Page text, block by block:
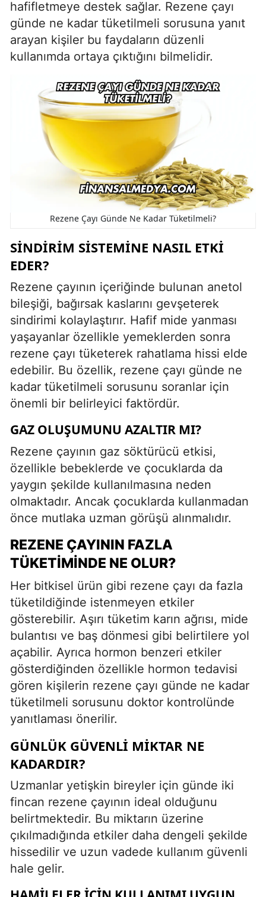
hafifletmeye destek sağlar. Rezene çayı
günde ne kadar tüketilmeli sorusuna yanıt
arayan kişiler bu faydaların düzenli
kullanımda ortaya çıktığını bilmelidir.
Rezene Çayı Günde Ne Kadar Tüketilmeli?
SINDIRIM SISTEMINE NASIL ETKI
EDER?
Rezene çayının içeriğinde bulunan anetol
bileşiği, bağırsak kaslarını gevşeterek
sindirimi kolaylaştırır. Hafif mide yanması
yaşayanlar özellikle yemeklerden sonra
rezene çayı tüketerek rahatlama hissi elde
edebilir. Bu özellik, rezene çayı günde ne
kadar tüketilmeli sorusunu soranlar için
önemli bir belirleyici faktördür.
GAZ OLUŞUMUNU AZALTIR MI?
Rezene çayının gaz söktürücü etkisi,
özellikle bebeklerde ve çocuklarda da
yaygın şekilde kullanılmasına neden
olmaktadır. Ancak çocuklarda kullanmadan
önce mutlaka uzman görüşü alınmalıdır.
REZENE ÇAYININ FAZLA
TÜKETIMINDE NE OLUR?
Her bitkisel ürün gibi rezene çayı da fazla
tüketildiğinde istenmeyen etkiler
gösterebilir. Aşırı tüketim karın ağrısı, mide
bulantısı ve baş dönmesi gibi belirtilere yol
açabilir. Ayrıca hormon benzeri etkiler
gösterdiğinden özellikle hormon tedavisi
gören kişilerin rezene çayı günde ne kadar
tüketilmeli sorusunu doktor kontrolünde
yanıtlaması önerilir.
GÜNLÜK GÜVENLI MIKTAR NE
KADARDIR?
Uzmanlar yetişkin bireyler için günde iki
fincan rezene çayının ideal olduğunu
belirtmektedir. Bu miktarın üzerine
çıkılmadığında etkiler daha dengeli şekilde
hissedilir ve uzun vadede kullanım güvenli
hale gelir.